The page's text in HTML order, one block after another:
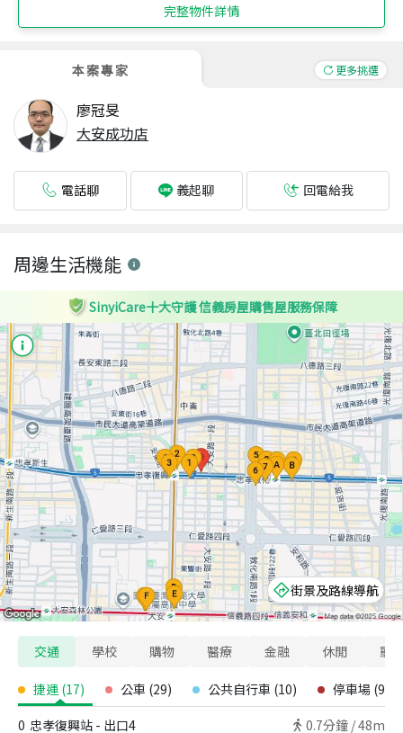
完整物件詳情
本案專家 更多挑選
廖冠旻
大安成功店
電話聊 義起聊 回電給我
周邊生活機能
SinyiCare十大守護 信義房屋購售屋服務保障
街景及路線導航
交通 學校 購物 醫療 金融 休閒 寵
捷運 (17) 公車 (29) 公共自行車 (10) 停車場 (9
0 忠孝復興站 - 出口4 0.7分鐘 /48m